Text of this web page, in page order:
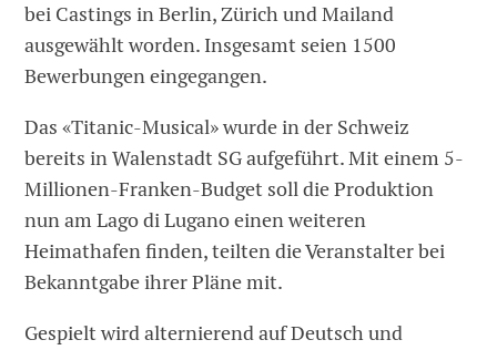
bei Castings in Berlin, Zürich und Mailand
ausgewählt worden. Insgesamt seien 1500
Bewerbungen eingegangen.
Das «Titanic-Musical» wurde in der Schweiz
bereits in Walenstadt SG aufgeführt. Mit einem 5-
Millionen-Franken-Budget soll die Produktion
nun am Lago di Lugano einen weiteren
Heimathafen finden, teilten die Veranstalter bei
Bekanntgabe ihrer Pläne mit.
Gespielt wird alternierend auf Deutsch und